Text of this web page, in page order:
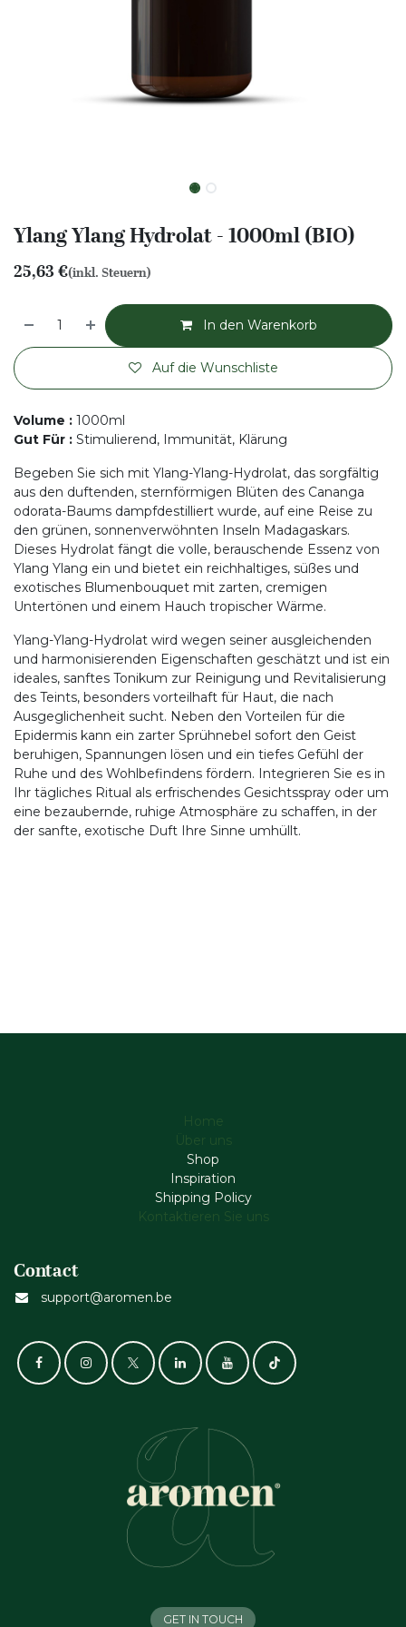
Ylang Ylang Hydrolat - 1000ml (BIO)
25,63€(inkl. Steuern)
In den Warenkorb
Auf die Wunschliste
Volume : 1000ml
Gut Für : Stimulierend, Immunität, Klärung
Begeben Sie sich mit Ylang-Ylang-Hydrolat, das sorgfältig
aus den duftenden, sternförmigen Blüten des Cananga
odorata-Baums dampfdestilliert wurde, auf eine Reise zu
den grünen, sonnenverwöhnten Inseln Madagaskars.
Dieses Hydrolat fängt die volle, berauschende Essenz von
Ylang Ylang ein und bietet ein reichhaltiges, süßes und
exotisches Blumenbouquet mit zarten, cremigen
Untertönen und einem Hauch tropischer Wärme.
Ylang-Ylang-Hydrolat wird wegen seiner ausgleichenden
und harmonisierenden Eigenschaften geschätzt und ist ein
ideales, sanftes Tonikum zur Reinigung und Revitalisierung
des Teints, besonders vorteilhaft für Haut, die nach
Ausgeglichenheit sucht. Neben den Vorteilen für die
Epidermis kann ein zarter Sprühnebel sofort den Geist
beruhigen, Spannungen lösen und ein tiefes Gefühl der
Ruhe und des Wohlbefindens fördern. Integrieren Sie es in
Ihr tägliches Ritual als erfrischendes Gesichtsspray oder um
eine bezaubernde, ruhige Atmosphäre zu schaffen, in der
der sanfte, exotische Duft Ihre Sinne umhüllt.
Home
Über uns
Shop
Inspiration
Shipping Policy
Kontaktieren Sie uns
Contact
support@aromen.be
GET IN TOUCH